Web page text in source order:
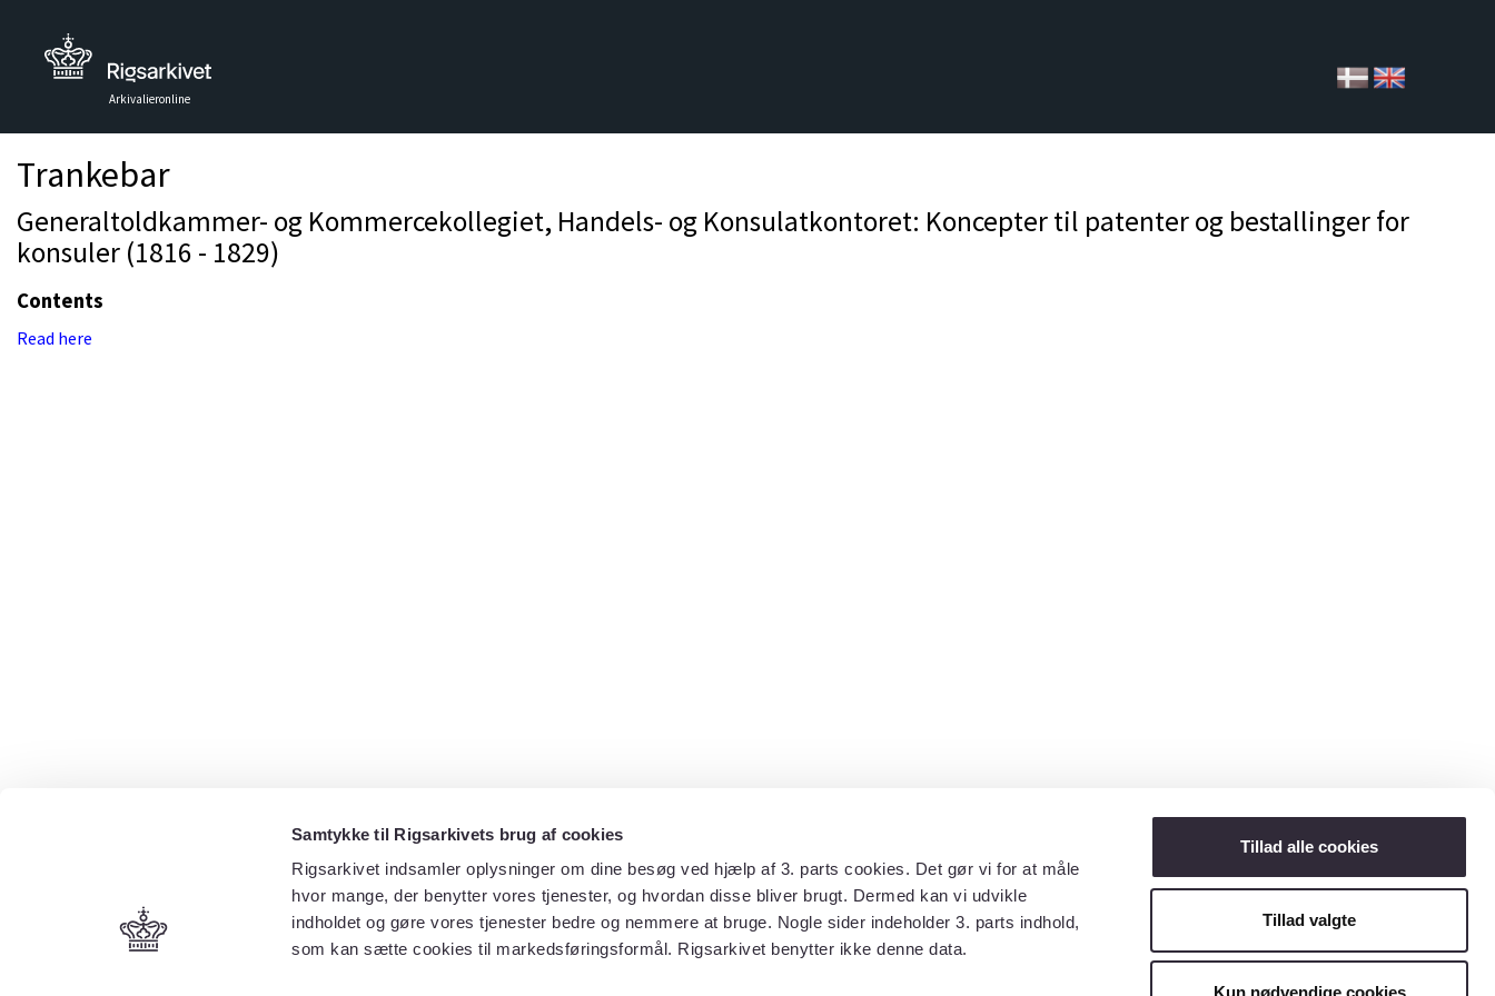
Samtykke til Rigsarkivets brug af cookies
Rigsarkivet indsamler oplysninger om dine besøg ved hjælp af 3. parts cookies. Det gør vi for at måle
hvor mange, der benytter vores tjenester, og hvordan disse bliver brugt. Dermed kan vi udvikle
indholdet og gøre vores tjenester bedre og nemmere at bruge. Nogle sider indeholder 3. parts indhold,
som kan sætte cookies til markedsføringsformål. Rigsarkivet benytter ikke denne data.
Tillad alle cookies
Tillad valgte
Kun nødvendige cookies
Arkivalieronline
Trankebar
Generaltoldkammer- og Kommercekollegiet, Handels- og Konsulatkontoret: Koncepter til patenter og bestallinger for
konsuler (1816 - 1829)
Contents
Read here